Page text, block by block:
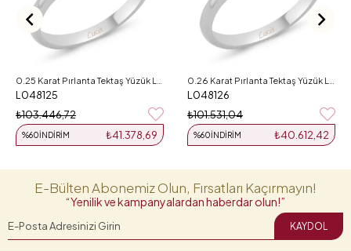
L048125
₺41.378,69
%60İNDIRIM
₺103.446,72
L048126
₺40.612,42
%60İNDIRIM
₺101.531,04
E-Bülten Abonemiz Olun, Fırsatları Kaçırmayın!
“Yenilik ve kampanyalardan haberdar olun!”
KAYDOL